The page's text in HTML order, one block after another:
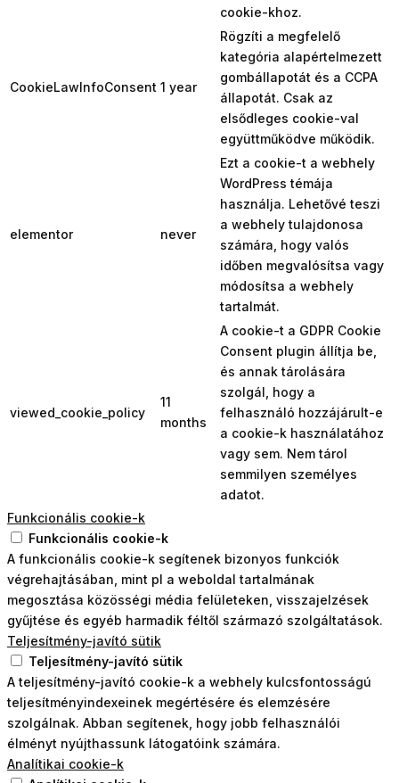
cookie-khoz.
CookieLawInfoConsent 1 year
Rögzíti a megfelelő
kategória alapértelmezett
gombállapotát és a CCPA
állapotát. Csak az
elsődleges cookie-val
együttműködve működik.
elementor never
Ezt a cookie-t a webhely
WordPress témája
használja. Lehetővé teszi
a webhely tulajdonosa
számára, hogy valós
időben megvalósítsa vagy
módosítsa a webhely
tartalmát.
viewed_cookie_policy
11
months
A cookie-t a GDPR Cookie
Consent plugin állítja be,
és annak tárolására
szolgál, hogy a
felhasználó hozzájárult-e
a cookie-k használatához
vagy sem. Nem tárol
semmilyen személyes
adatot.
Funkcionális cookie-k
Funkcionális cookie-k
A funkcionális cookie-k segítenek bizonyos funkciók
végrehajtásában, mint pl a weboldal tartalmának
megosztása közösségi média felületeken, visszajelzések
gyűjtése és egyéb harmadik féltől származó szolgáltatások.
Teljesítmény-javító sütik
Teljesítmény-javító sütik
A teljesítmény-javító cookie-k a webhely kulcsfontosságú
teljesítményindexeinek megértésére és elemzésére
szolgálnak. Abban segítenek, hogy jobb felhasználói
élményt nyújthassunk látogatóink számára.
Analítikai cookie-k